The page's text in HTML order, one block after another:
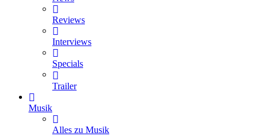
Reviews
Interviews
Specials
Trailer
Musik
Alles zu Musik